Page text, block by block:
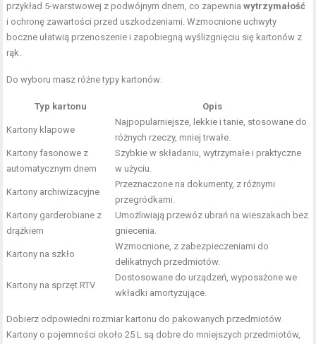
przykład 5-warstwowej z podwójnym dnem, co zapewniawytrzymałość
i ochronę zawartości przed uszkodzeniami. Wzmocnione uchwyty
boczne ułatwią przenoszenie i zapobiegną wyślizgnięciu się kartonów z
rąk.
Do wyboru masz różne typy kartonów:
Typ kartonu Opis
Kartony klapowe
Najpopularniejsze, lekkie i tanie, stosowane do
różnych rzeczy, mniej trwałe.
Kartony fasonowe z
automatycznym dnem
Szybkie w składaniu, wytrzymałe i praktyczne
w użyciu.
Kartony archiwizacyjne
Przeznaczone na dokumenty, z różnymi
przegródkami.
Kartony garderobiane z
drążkiem
Umożliwiają przewóz ubrań na wieszakach bez
gniecenia.
Kartony na szkło
Wzmocnione, z zabezpieczeniami do
delikatnych przedmiotów.
Kartony na sprzęt RTV
Dostosowane do urządzeń, wyposażone we
wkładki amortyzujące.
Dobierz odpowiedni rozmiar kartonu do pakowanych przedmiotów.
Kartony o pojemności około 25 L są dobre do mniejszych przedmiotów,